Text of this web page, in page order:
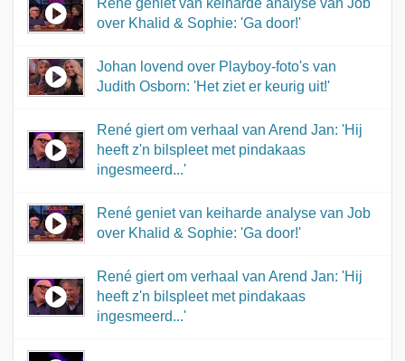
René geniet van keiharde analyse van Job
over Khalid & Sophie: 'Ga door!'
Johan lovend over Playboy-foto's van
Judith Osborn: 'Het ziet er keurig uit!'
René giert om verhaal van Arend Jan: 'Hij
heeft z'n bilspleet met pindakaas
ingesmeerd...'
René geniet van keiharde analyse van Job
over Khalid & Sophie: 'Ga door!'
René giert om verhaal van Arend Jan: 'Hij
heeft z'n bilspleet met pindakaas
ingesmeerd...'